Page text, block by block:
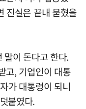
진실은 끝내 묻혔을
이 돈다고 한다.
고, 기업인이 대통
가 대통령이 되니
붙였다.